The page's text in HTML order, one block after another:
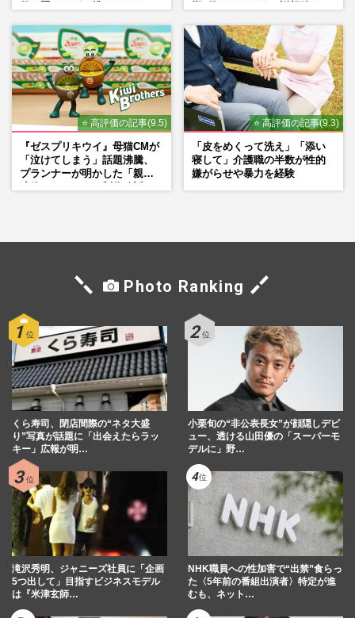
マン長男・櫻井海音だった
⭐ 高評価の記事(9.5)
『ゼスプリキウイ』母猫CMが
「泣けてしまう」話題沸騰、
プランナーが明かした「親に
⭐ 高評価の記事(9.3)
「皮をめくって洗え」「添い
寝して」介護職の半数が性的
嫌がらせや暴力を経験
Photo Ranking
くら寿司、閉店間際の“ネタ大盛
り”写真が話題に「出会えたらラッ
キー」広報が明…
小栗旬の“非公表長女”が顔隠しデビ
ュー、透ける山田優の「スーパーモ
デルに」野…
滝沢秀明、ジャニーズ社員に「企画
5つ出して」目指すビジネスモデル
は『米津玄師…
NHK職員への性加害で“出禁”食らっ
た〈5年前の番組出演者〉特定が進
むも、ネット…